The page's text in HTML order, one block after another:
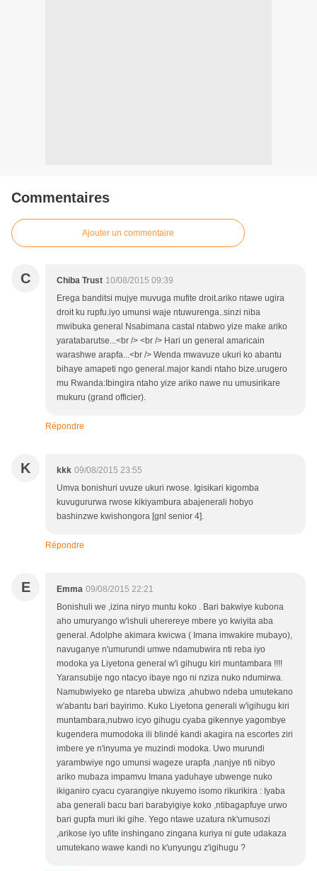
Commentaires
Ajouter un commentaire
C Chiba Trust 10/08/2015 09:39
Erega banditsi mujye muvuga mufite droit.ariko ntawe ugira
droit ku rupfu.iyo umunsi waje ntuwurenga..sinzi niba
mwibuka general Nsabimana castal ntabwo yize make ariko
yaratabarutse...<br /> <br /> Hari un general amaricain
warashwe arapfa...<br /> Wenda mwavuze ukuri ko abantu
bihaye amapeti ngo general.major kandi ntaho bize.urugero
mu Rwanda:Ibingira ntaho yize ariko nawe nu umusirikare
mukuru (grand officier).
Répondre
K kkk 09/08/2015 23:55
Umva bonishuri uvuze ukuri rwose. Igisikari kigomba
kuvugururwa rwose kikiyambura abajenerali hobyo
bashinzwe kwishongora [gnl senior 4].
Répondre
E Emma 09/08/2015 22:21
Bonishuli we ,izina niryo muntu koko . Bari bakwiye kubona
aho umuryango w'ishuli uherereye mbere yo kwiyita aba
general. Adolphe akimara kwicwa ( Imana imwakire mubayo),
navuganye n'umurundi umwe ndamubwira nti reba iyo
modoka ya Liyetona general w'i gihugu kiri muntambara !!!!
Yaransubije ngo ntacyo ibaye ngo ni nziza nuko ndumirwa.
Namubwiyeko ge ntareba ubwiza ,ahubwo ndeba umutekano
w'abantu bari bayirimo. Kuko Liyetona generali w'igihugu kiri
muntambara,nubwo icyo gihugu cyaba gikennye yagombye
kugendera mumodoka ili blindé kandi akagira na escortes ziri
imbere ye n'inyuma ye muzindi modoka. Uwo murundi
yarambwiye ngo umunsi wageze urapfa ,nanjye nti nibyo
ariko mubaza impamvu Imana yaduhaye ubwenge nuko
ikiganiro cyacu cyarangiye nkuyemo isomo rikurikira : Iyaba
aba generali bacu bari barabyigiye koko ,ntibagapfuye urwo
bari gupfa muri iki gihe. Yego ntawe uzatura nk'umusozi
,arikose iyo ufite inshingano zingana kuriya ni gute udakaza
umutekano wawe kandi no k'unyungu z'igihugu ?